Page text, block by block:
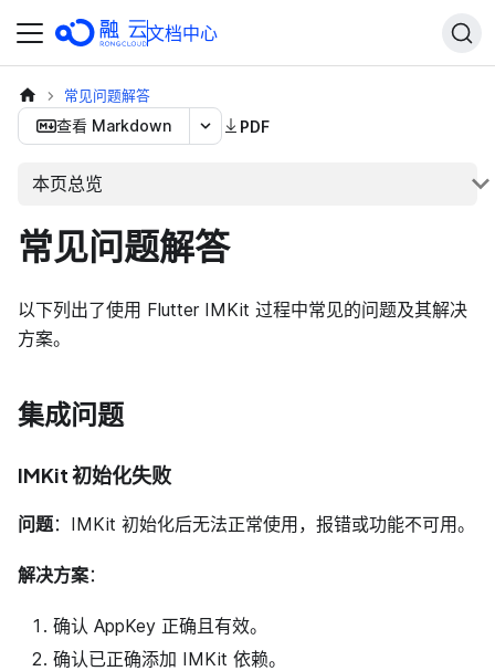
文档中心
常见问题解答
查看 Markdown PDF
本页总览
常见问题解答
以下列出了使用 Flutter IMKit 过程中常见的问题及其解决
方案。
集成问题
IMKit 初始化失败
问题：IMKit 初始化后无法正常使用，报错或功能不可用。
解决方案：
确认 AppKey 正确且有效。
确认已正确添加 IMKit 依赖。